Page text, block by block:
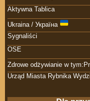
Aktywna Tablica
Ukraina / Україна
Sygnaliści
OSE
Zdrowe odżywianie w
Urząd Miasta Rybnika